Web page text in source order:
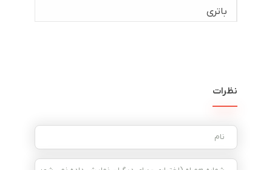
باتری
نظرات